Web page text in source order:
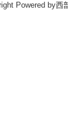
Powered by西